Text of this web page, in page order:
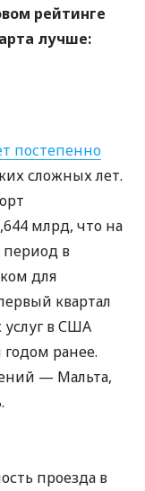
рейтинге
лучше:
постепенно
сложных лет.
млрд, что на
период в
для
квартал
услуг в США
ранее.
— Мальта,
проезда в